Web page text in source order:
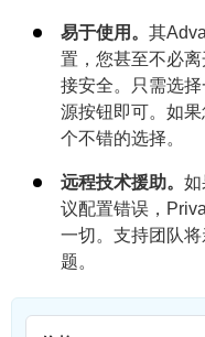
易于使用。 其
置，您甚至不必
接安全。只需选
源按钮即可。如
个不错的选择。
远程技术援助。 如
议配置错误，
一切。支持团队
题。